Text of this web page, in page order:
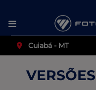
Cuiabá - MT